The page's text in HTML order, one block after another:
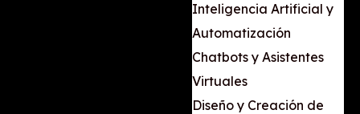
Inteligencia Artificial y
Automatización
Chatbots y Asistentes
Virtuales
Diseño y Creación de